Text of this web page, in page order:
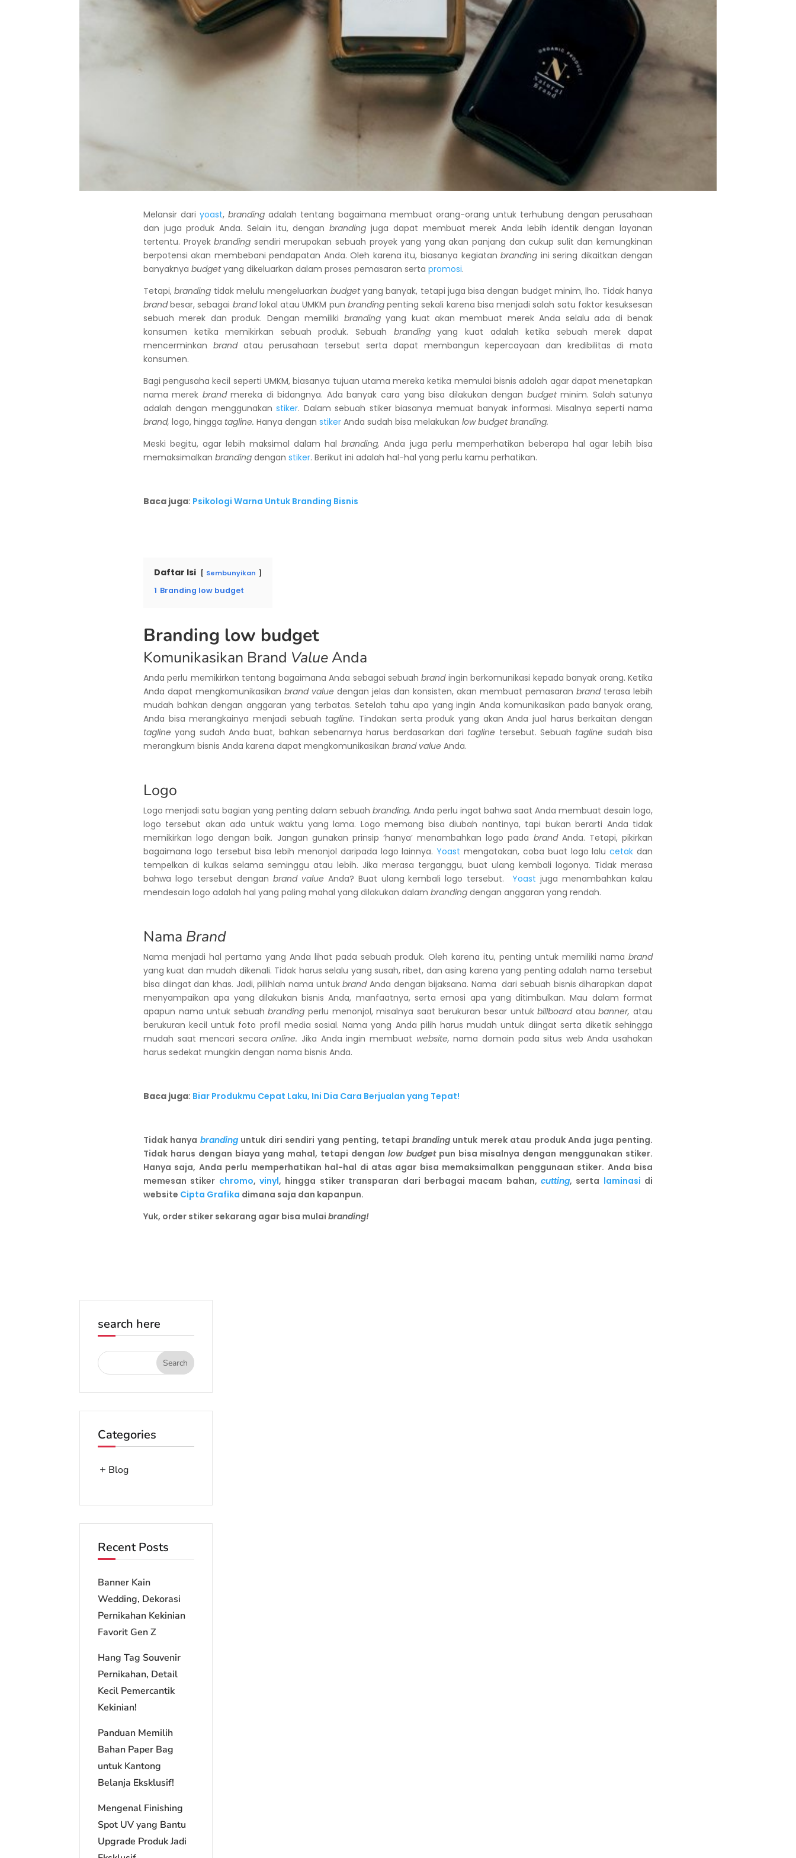
Melansir dariyoast,branding adalah tentang bagaimana membuat orang-orang untuk terhubung dengan perusahaan
dan juga produk Anda. Selain itu, denganbranding juga dapat membuat merek Anda lebih identik dengan layanan
tertentu. Proyekbranding sendiri merupakan sebuah proyek yang yang akan panjang dan cukup sulit dan kemungkinan
berpotensi akan membebani pendapatan Anda. Oleh karena itu, biasanya kegiatanbranding ini sering dikaitkan dengan
banyaknya budgetyang dikeluarkan dalam proses pemasaran serta promosi.
Tetapi,branding tidak melulu mengeluarkan budgetyang banyak, tetapi juga bisa dengan budget minim, lho. Tidak hanya
brandbesar, sebagai brandlokal atau UMKM pun brandingpenting sekali karena bisa menjadi salah satu faktor kesuksesan
sebuah merek dan produk. Dengan memiliki brandingyang kuat akan membuat merek Anda selalu ada di benak
konsumen ketika memikirkan sebuah produk. Sebuah brandingyang kuat adalah ketika sebuah merek dapat
mencerminkan brandatau perusahaan tersebut serta dapat membangun kepercayaan dan kredibilitas di mata
konsumen.
Bagi pengusaha kecil seperti UMKM, biasanya tujuan utama mereka ketika memulai bisnis adalah agar dapat menetapkan
nama merek brandmereka di bidangnya. Ada banyak cara yang bisa dilakukan dengan budgetminim. Salah satunya
adalah dengan menggunakanstiker. Dalam sebuah stiker biasanya memuat banyak informasi. Misalnya seperti nama
brand, logo, hingga tagline. Hanya dengan stikerAnda sudah bisa melakukan low budget branding.
Meski begitu, agar lebih maksimal dalam halbranding, Anda juga perlu memperhatikan beberapa hal agar lebih bisa
memaksimalkan brandingdengan stiker. Berikut ini adalah hal-hal yang perlu kamu perhatikan.
Baca juga: Psikologi Warna Untuk Branding Bisnis
Daftar Isi Sembunyikan
1 Branding low budget
Branding low budget
Komunikasikan Brand ValueAnda
Anda perlu memikirkan tentang bagaimana Anda sebagai sebuahbrandingin berkomunikasi kepada banyak orang. Ketika
Anda dapat mengkomunikasikanbrand value dengan jelas dan konsisten, akan membuat pemasaran brandterasa lebih
mudah bahkan dengan anggaran yang terbatas. Setelah tahu apa yang ingin Anda komunikasikan pada banyak orang,
Anda bisa merangkainya menjadi sebuah tagline. Tindakan serta produk yang akan Anda jual harus berkaitan dengan
tagline yang sudah Anda buat, bahkan sebenarnya harus berdasarkan dari tagline tersebut. Sebuah tagline sudah bisa
merangkum bisnis Anda karena dapat mengkomunikasikan brand value Anda.
Logo
Logo menjadi satu bagian yang penting dalam sebuah branding. Anda perlu ingat bahwa saat Anda membuat desain logo,
logo tersebut akan ada untuk waktu yang lama. Logo memang bisa diubah nantinya, tapi bukan berarti Anda tidak
memikirkan logo dengan baik. Jangan gunakan prinsip ‘hanya’ menambahkan logo pada brandAnda. Tetapi, pikirkan
bagaimana logo tersebut bisa lebih menonjol daripada logo lainnya.Yoastmengatakan, coba buat logo lalucetak dan
tempelkan di kulkas selama seminggu atau lebih. Jika merasa terganggu, buat ulang kembali logonya. Tidak merasa
bahwa logo tersebut dengan brand value Anda? Buat ulang kembali logo tersebut.Yoastjuga menambahkan kalau
mendesain logo adalah hal yang paling mahal yang dilakukan dalam brandingdengan anggaran yang rendah.
Nama Brand
Nama menjadi hal pertama yang Anda lihat pada sebuah produk. Oleh karena itu, penting untuk memiliki namabrand
yang kuat dan mudah dikenali. Tidak harus selalu yang susah, ribet, dan asing karena yang penting adalah nama tersebut
bisa diingat dan khas. Jadi, pilihlah nama untukbrandAnda dengan bijaksana. Nama dari sebuah bisnis diharapkan dapat
menyampaikan apa yang dilakukan bisnis Anda, manfaatnya, serta emosi apa yang ditimbulkan. Mau dalam format
apapun nama untuk sebuahbranding perlu menonjol, misalnya saat berukuran besar untukbillboardataubanner, atau
berukuran kecil untuk foto profil media sosial. Nama yang Anda pilih harus mudah untuk diingat serta diketik sehingga
mudah saat mencari secaraonline. Jika Anda ingin membuat website, nama domain pada situs web Anda usahakan
harus sedekat mungkin dengan nama bisnis Anda.
Baca juga: Biar Produkmu Cepat Laku, Ini Dia Cara Berjualan yang Tepat!
Tidak hanya branding untuk diri sendiri yang penting, tetapi brandinguntuk merek atau produk Anda juga penting.
Tidak harus dengan biaya yang mahal, tetapi dengan low budgetpun bisa misalnya dengan menggunakan stiker.
Hanya saja, Anda perlu memperhatikan hal-hal di atas agar bisa memaksimalkan penggunaan stiker. Anda bisa
memesan stiker chromo,vinyl, hingga stiker transparan dari berbagai macam bahan, cutting, serta laminasi di
website Cipta Grafika dimana saja dan kapanpun.
Yuk, order stiker sekarang agar bisa mulai branding!
search here
Categories
Blog
Recent Posts
Banner Kain
Wedding, Dekorasi
Pernikahan Kekinian
Favorit Gen Z
Hang Tag Souvenir
Pernikahan, Detail
Kecil Pemercantik
Kekinian!
Panduan Memilih
Bahan Paper Bag
untuk Kantong
Belanja Eksklusif!
Mengenal Finishing
Spot UV yang Bantu
Upgrade Produk Jadi